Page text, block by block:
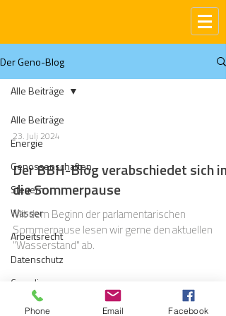
Der Geno-Blog
Alle Beiträge
Energie
Genossenschaften
Steuern
Wasser
Arbeitsrecht
Datenschutz
Compliance
Gas
Alle Beiträge
23. Juli 2024
Der BBH-Blog verabschiedet sich in
die Sommerpause
Mit dem Beginn der parlamentarischen
Sommerpause lesen wir gerne den aktuellen
"Wasserstand" ab.
Phone Email Facebook